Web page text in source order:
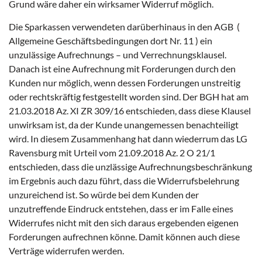
Grund wäre daher ein wirksamer Widerruf möglich.
Die Sparkassen verwendeten darüberhinaus in den AGB (
Allgemeine Geschäftsbedingungen dort Nr. 11 ) ein
unzulässige Aufrechnungs – und Verrechnungsklausel.
Danach ist eine Aufrechnung mit Forderungen durch den
Kunden nur möglich, wenn dessen Forderungen unstreitig
oder rechtskräftig festgestellt worden sind. Der BGH hat am
21.03.2018 Az. XI ZR 309/16 entschieden, dass diese Klausel
unwirksam ist, da der Kunde unangemessen benachteiligt
wird. In diesem Zusammenhang hat dann wiederrum das LG
Ravensburg mit Urteil vom 21.09.2018 Az. 2 O 21/1
entschieden, dass die unzlässige Aufrechnungsbeschränkung
im Ergebnis auch dazu führt, dass die Widerrufsbelehrung
unzureichend ist. So würde bei dem Kunden der
unzutreffende Eindruck entstehen, dass er im Falle eines
Widerrufes nicht mit den sich daraus ergebenden eigenen
Forderungen aufrechnen könne. Damit können auch diese
Verträge widerrufen werden.